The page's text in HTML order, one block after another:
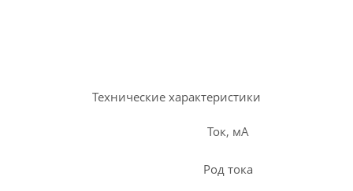
Технические характеристики
Ток, мА
Род тока